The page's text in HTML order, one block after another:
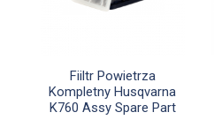
Szybki podgląd
Fiiltr Powietrza
Kompletny Husqvarna
K760 Assy Spare Part